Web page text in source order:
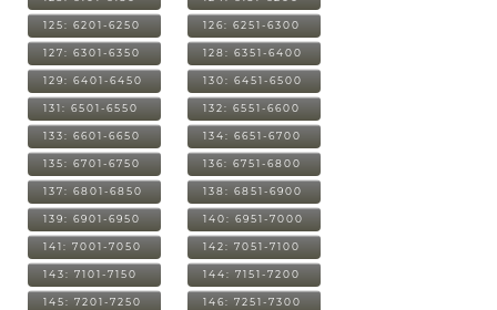
125: 6201-6250 126: 6251-6300
127: 6301-6350 128: 6351-6400
129: 6401-6450 130: 6451-6500
131: 6501-6550 132: 6551-6600
133: 6601-6650 134: 6651-6700
135: 6701-6750 136: 6751-6800
137: 6801-6850 138: 6851-6900
139: 6901-6950 140: 6951-7000
141: 7001-7050 142: 7051-7100
143: 7101-7150 144: 7151-7200
145: 7201-7250 146: 7251-7300